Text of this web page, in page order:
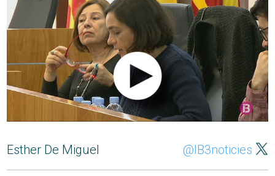
Esther De Miguel @IB3noticies